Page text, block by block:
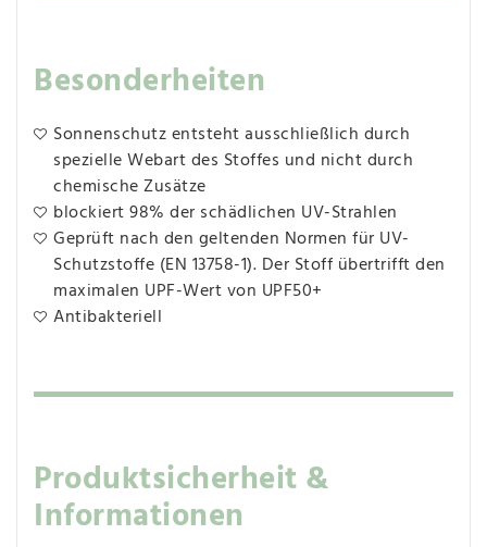
Besonderheiten
Sonnenschutz entsteht ausschließlich durch
spezielle Webart des Stoffes und nicht durch
chemische Zusätze
blockiert 98% der schädlichen UV-Strahlen
Geprüft nach den geltenden Normen für UV-
Schutzstoffe (EN 13758-1). Der Stoff übertrifft den
maximalen UPF-Wert von UPF50+
Antibakteriell
Produktsicherheit &
Informationen